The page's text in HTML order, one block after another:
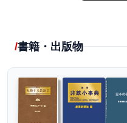
書籍・出版物